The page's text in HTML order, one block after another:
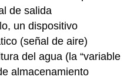
de salida
un dispositivo
(señal de aire)
del agua (la “variable
almacenamiento